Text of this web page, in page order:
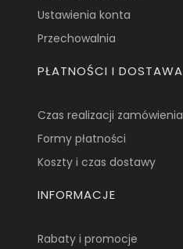
Ustawienia konta
Przechowalnia
PŁATNOŚCI I DOSTAWA
Czas realizacji zamówienia
Formy płatności
Koszty i czas dostawy
INFORMACJE
Rabaty i promocje